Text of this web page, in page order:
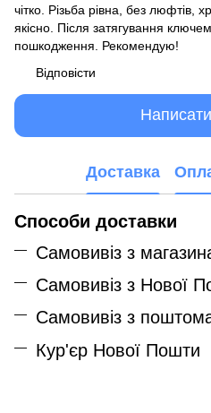
чітко. Різьба рівна, без люфтів,
якісно. Після затягування
пошкодження. Рекомендую!
Відповісти
Написати
Доставка
Способи доставки
Самовивіз з
Самовивіз з Нової
Самовивіз з
Кур'єр Нової Пошти